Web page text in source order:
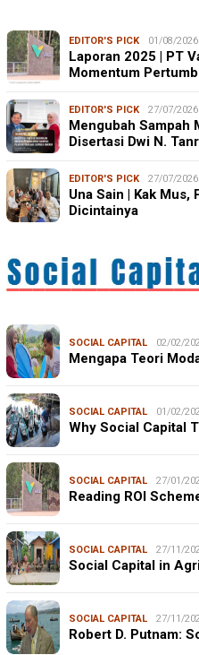
EDITOR'S PICK 01/08/2026
Laporan 2025 | PT
Momentum
EDITOR'S PICK 27/07/2026
Mengubah Sampah
Disertasi Dwi N.
EDITOR'S PICK 27/07/2026
Una Sain | Kak
Dicintainya
SOCIAL CAPITAL 02/02/
Mengapa Teori
SOCIAL CAPITAL 01/02/
Why Social Capital
SOCIAL CAPITAL 27/01/
Reading ROI
SOCIAL CAPITAL 27/11/
Social Capital in
SOCIAL CAPITAL 27/11/
Robert D. Putnam: